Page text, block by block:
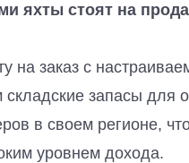
яхты стоят на
на заказ с
запасы для
в своем регионе,
уровнем дохода.